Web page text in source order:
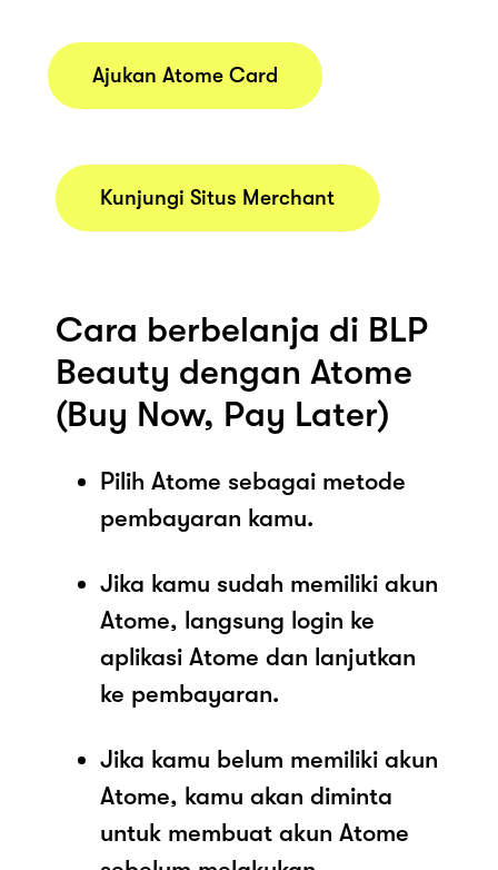
Ajukan Atome Card
Kunjungi Situs Merchant
Cara berbelanja di BLP
Beauty dengan Atome
(Buy Now, Pay Later)
Pilih Atome sebagai metode
pembayaran kamu.
Jika kamu sudah memiliki akun
Atome, langsung login ke
aplikasi Atome dan lanjutkan
ke pembayaran.
Jika kamu belum memiliki akun
Atome, kamu akan diminta
untuk membuat akun Atome